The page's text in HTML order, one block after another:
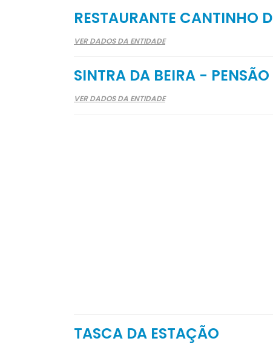
RESTAURANTE CANTINHO
VER DADOS DA ENTIDADE
SINTRA DA BEIRA -
VER DADOS DA ENTIDADE
TASCA DA ESTAÇÃO